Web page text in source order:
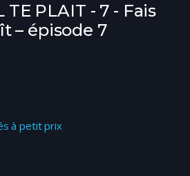
TE PLAIT - 7 - Fais
– épisode 7
à petit prix